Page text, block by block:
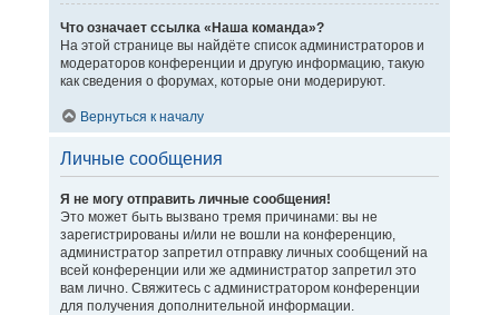
Что означает ссылка «Наша команда»?
На этой странице вы найдёте список администраторов и
модераторов конференции и другую информацию, такую
как сведения о форумах, которые они модерируют.
Вернуться к началу
Личные сообщения
Я не могу отправить личные сообщения!
Это может быть вызвано тремя причинами: вы не
зарегистрированы и/или не вошли на конференцию,
администратор запретил отправку личных сообщений на
всей конференции или же администратор запретил это
вам лично. Свяжитесь с администратором конференции
для получения дополнительной информации.